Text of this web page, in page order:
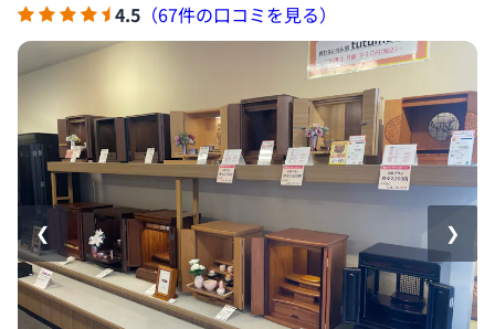
4.5 （67件の口コミを見る）
❮ ❯